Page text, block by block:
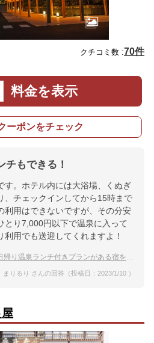
クチコミ数 :70件
料金を表示
ーポンをチェック
もできる！
。ホテル内には大浴場、くぬぎ
、チェックインしてから15時まで
利用はできないですが、その分安
とり7,000円以下で温泉に入って
用でも送迎してくれますよ！
り温泉ランチ付きプランがある宿を教えて！
まりるり さんの回答（投稿日：2023/1/10 ）